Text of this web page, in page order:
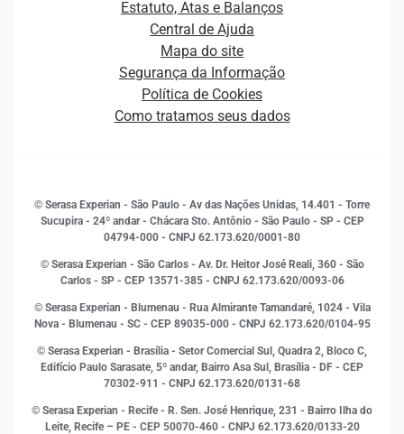
Curso Gratuito de Saúde Financeira
Empreendedorismo
Estudos e Pesquisas
Inovação e Tecnologia
Leis e impostos
Marketing
Open Finance
Proteção de Dados
Sustentabilidade Corporativa
Distribuidores e representantes
Estrutura Organizacional
Sala de Imprensa
Estatuto, Atas e Balanços
Central de Ajuda
Mapa do site
Segurança da Informação
Política de Cookies
Como tratamos seus dados
© Serasa Experian - São Paulo - Av das Nações Unidas, 14.401 - Torre
Sucupira - 24º andar - Chácara Sto. Antônio - São Paulo - SP - CEP
04794-000 - CNPJ 62.173.620/0001-80
© Serasa Experian - São Carlos - Av. Dr. Heitor José Reali, 360 - São
Carlos - SP - CEP 13571-385 - CNPJ 62.173.620/0093-06
© Serasa Experian - Blumenau - Rua Almirante Tamandaré, 1024 - Vila
Nova - Blumenau - SC - CEP 89035-000 - CNPJ 62.173.620/0104-95
© Serasa Experian - Brasília - Setor Comercial Sul, Quadra 2, Bloco C,
Edifício Paulo Sarasate, 5º andar, Bairro Asa Sul, Brasília - DF - CEP
70302-911 - CNPJ 62.173.620/0131-68
© Serasa Experian - Recife - R. Sen. José Henrique, 231 - Bairro Ilha do
Leite, Recife – PE - CEP 50070-460 - CNPJ 62.173.620/0133-20